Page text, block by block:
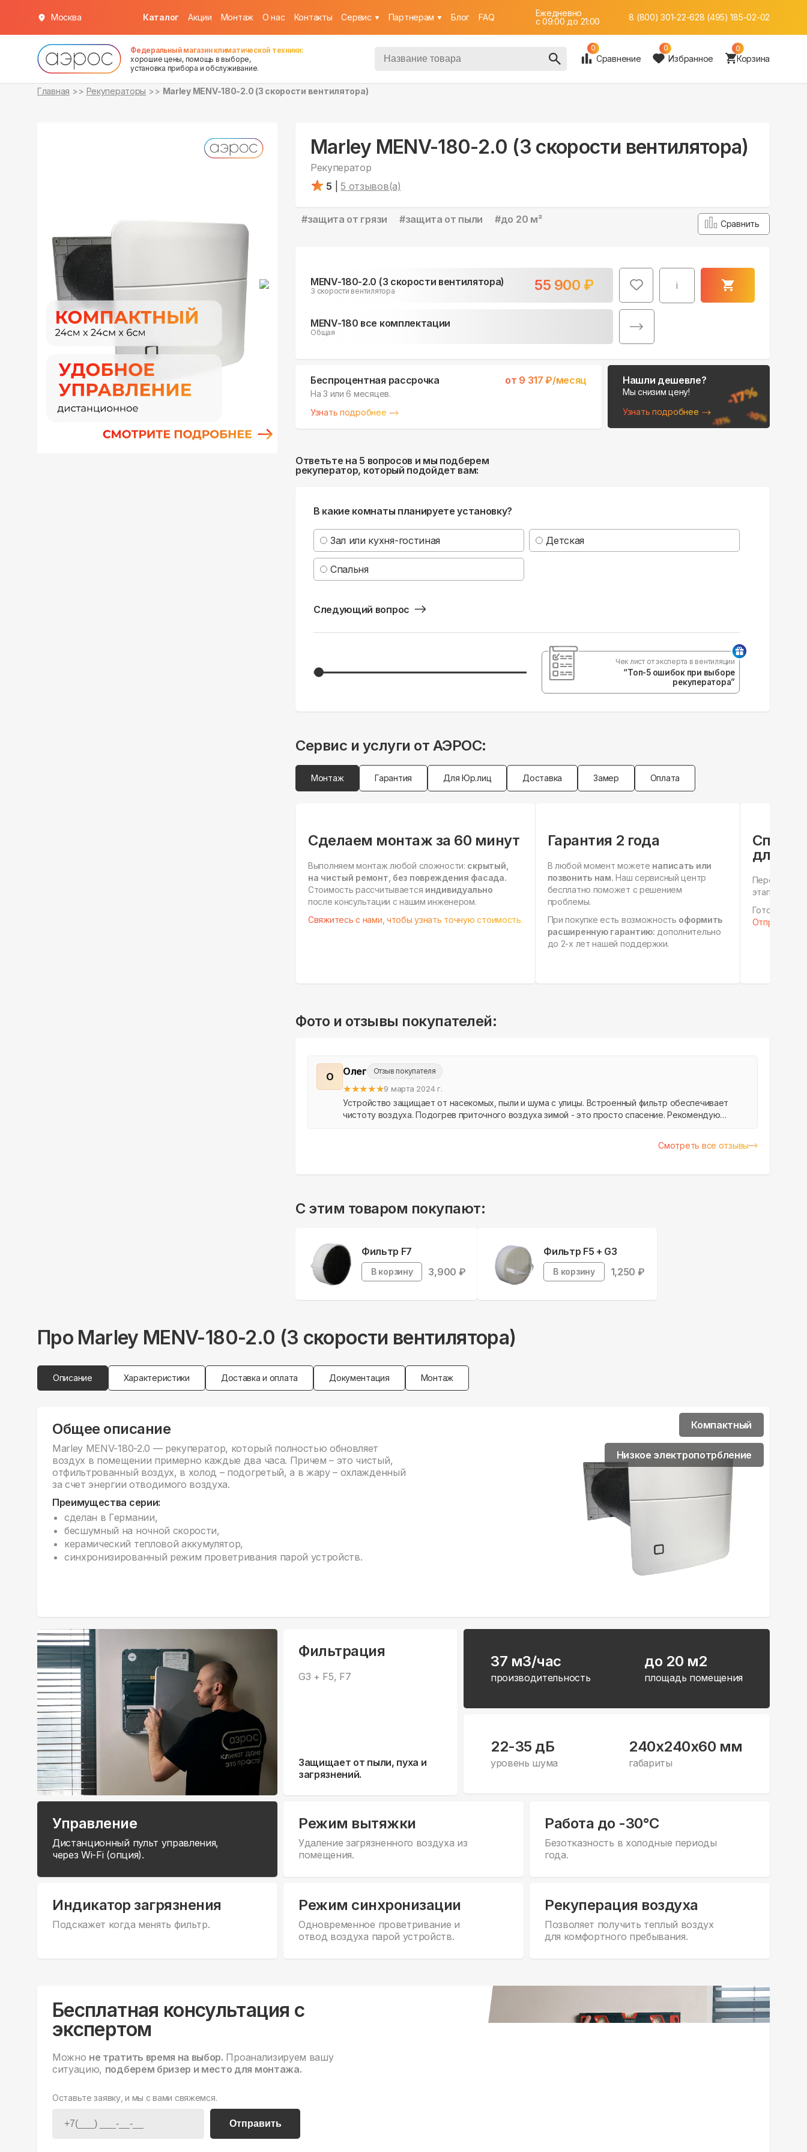
Москва Каталог Акции Монтаж О нас Контакты Cервис Партнерам Блог FAQ
Ежедневно
c 09:00 до 21:00
8 (800) 301-22-628 (495) 185-02-02
Федеральный магазин климатической техники:
хорошие цены, помощь в выборе,
установка прибора и обслуживание.
0
Сравнение
0
Избранное
0
Корзина
Главная Рекуператоры Marley MENV-180-2.0 (3 скорости вентилятора)
Поможем выбрать
место для монтажа:
В Telegram
Marley MENV-180-2.0 (3 скорости вентилятора)
Рекуператор
5
5 отзывов(а)
#защита от грязи #защита от пыли #до 20 м² Сравнить
MENV-180-2.0 (3 скорости вентилятора)
3 скорости вентилятора 55 900 ₽ i
в наличии
MENV-180 все комплектации
Общая
в наличии
Беспроцентная рассрочка от 9 317 ₽/месяц
На 3 или 6 месяцев.
Узнать подробнее
Нашли дешевле?
Мы снизим цену!
Узнать подробнее
Ответьте на 5 вопросов и мы подберем
рекуператор, который подойдет вам:
В какие комнаты планируете установку?
Зал или кухня-гостиная Детская
Спальня
Следующий вопрос
Чек лист от эксперта в вентиляции
“Топ-5 ошибок при выборе
рекуператора”
Сервис и услуги от АЭРОС:
Монтаж Гарантия Для Юр.лиц Доставка Замер Оплата
Сделаем монтаж за 60 минут
Выполняем монтаж любой сложности: скрытый,
на чистый ремонт, без повреждения фасада.
Стоимость рассчитывается индивидуально
после консультации с нашим инженером.
Свяжитесь с нами, чтобы узнать точную стоимость.
Гарантия 2 года
В любой момент можете написать или
позвонить нам. Наш сервисный центр
бесплатно поможет с решением
проблемы.
При покупке есть возможность оформить
расширенную гарантию: дополнительно
до 2-х лет нашей поддержки.
для
этапах,
Готовы к
Отправить
Фото и отзывы покупателей:
О Олег Отзыв покупателя
★★★★★9 марта 2024 г.
Устройство защищает от насекомых, пыли и шума с улицы. Встроенный фильтр обеспечивает
чистоту воздуха. Подогрев приточного воздуха зимой - это просто спасение. Рекомендую
Смотреть все отзывы
С этим товаром покупают:
Фильтр F7
В корзину 3,900 ₽
Фильтр F5 + G3
В корзину 1,250 ₽
Про Marley MENV-180-2.0 (3 скорости вентилятора)
Описание Характеристики Доставка и оплата Документация Монтаж
Общее описание
Marley MENV-180-2.0 — рекуператор, который полностью обновляет
воздух в помещении примерно каждые два часа. Причем – это чистый,
отфильтрованный воздух, в холод – подогретый, а в жару – охлажденный
за счет энергии отводимого воздуха.
Преимущества серии:
сделан в Германии,
бесшумный на ночной скорости,
керамический тепловой аккумулятор,
синхронизированный режим проветривания парой устройств.
Компактный
Низкое электропотрбление
Фильтрация
G3 + F5, F7
Защищает от пыли, пуха и
загрязнений.
37 м3/час
производительность
до 20 м2
площадь помещения
22-35 дБ
уровень шума
240x240x60 мм
габариты
Управление
Дистанционный пульт управления,
через Wi-Fi (опция).
Режим вытяжки
Удаление загрязненного воздуха из
помещения.
Работа до -30°С
Безотказность в холодные периоды
года.
Индикатор загрязнения
Подскажет когда менять фильтр.
Режим синхронизации
Одновременное проветривание и
отвод воздуха парой устройств.
Рекуперация воздуха
Позволяет получить теплый воздух
для комфортного пребывания.
Бесплатная консультация с
экспертом
Можно не тратить время на выбор. Проанализируем вашу
ситуацию, подберем бризер и место для монтажа.
Оставьте заявку, и мы с вами свяжемся.
Отправить